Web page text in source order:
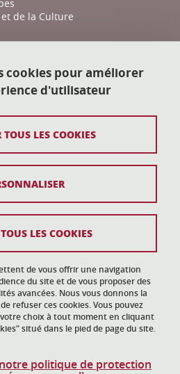
de la Culture
grenoble-alpes.fr
cookies pour améliorer
d'utilisateur
de vous offrir une navigation
du site et de vous proposer des
avancées. Nous vous donnons la
refuser ces cookies. Vous pouvez
choix à tout moment en cliquant
situé dans le pied de page du site.
politique de protection
TOUS LES COOKIES
LES COOKIES